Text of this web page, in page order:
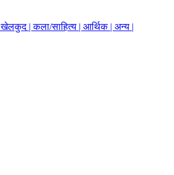
खेलकुद |कला/साहित्य | आर्थिक | अन्य |